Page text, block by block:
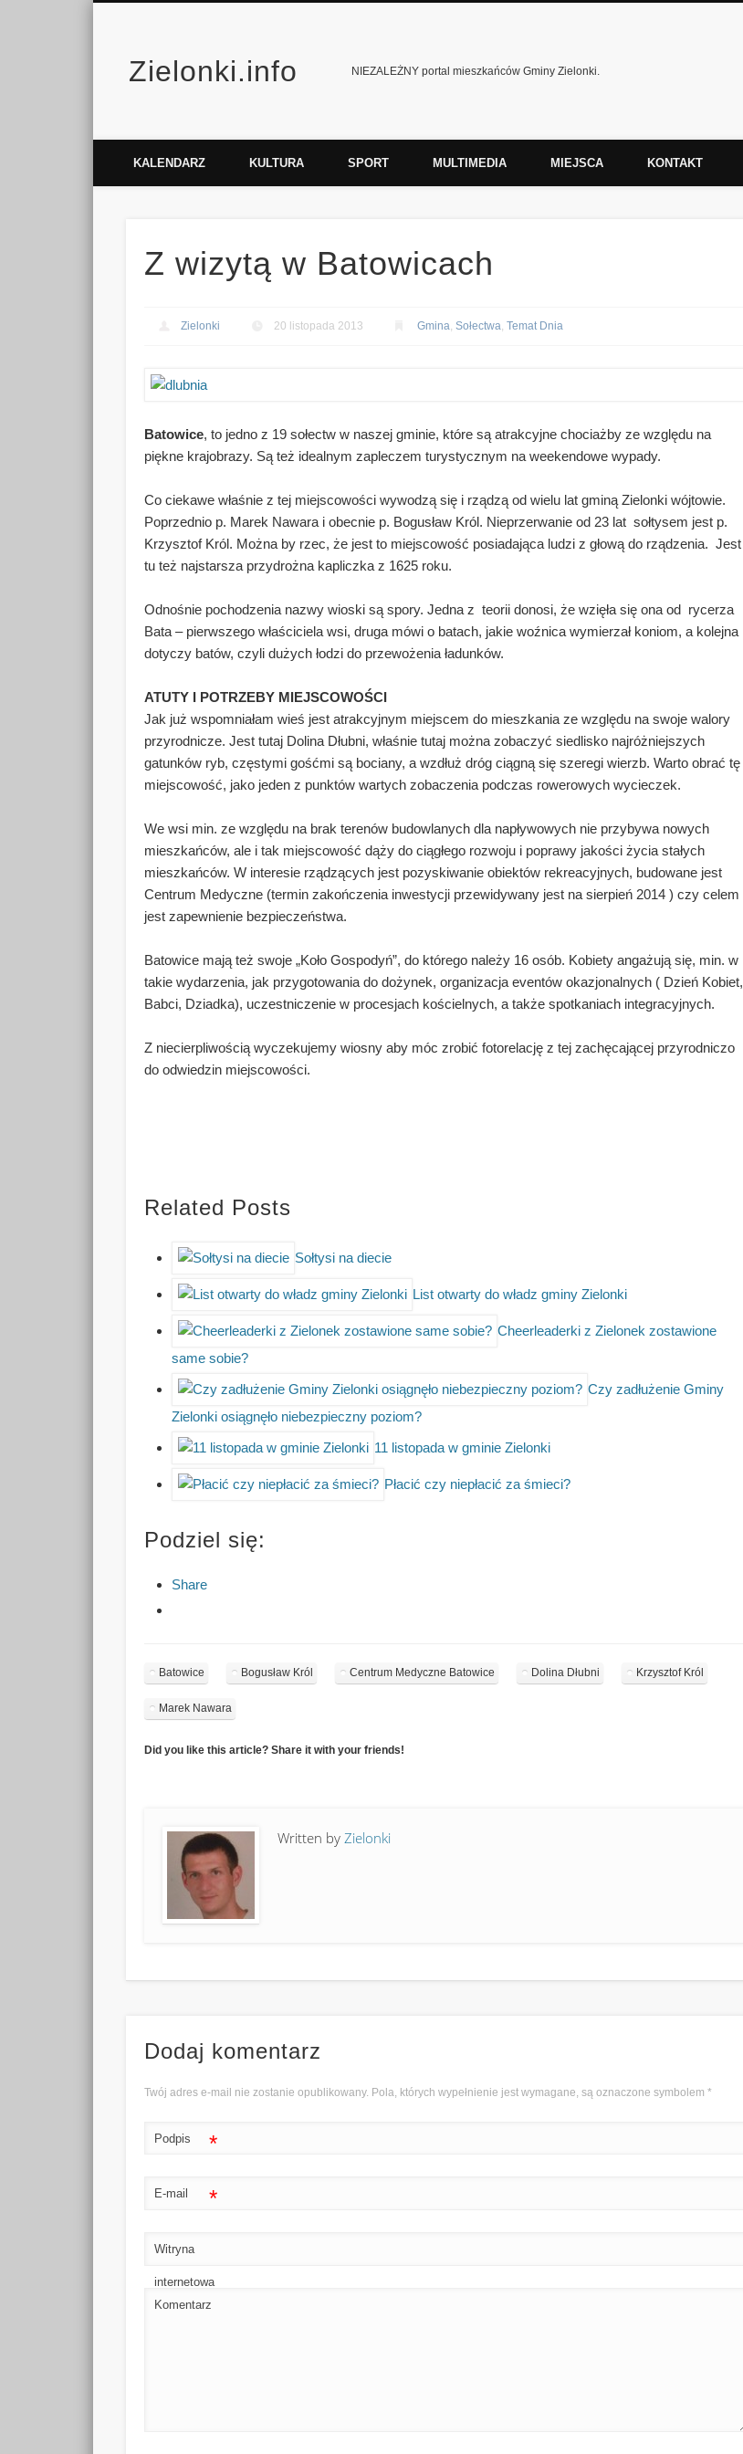
Zielonki.info NIEZALEŻNY portal mieszkańców Gminy Zielonki.
FacebookVimeo
KALENDARZ KULTURA SPORT MULTIMEDIA MIEJSCA KONTAKT
Z wizytą w Batowicach
Zielonki 20 listopada 2013 Gmina,Sołectwa,Temat Dnia
Batowice, to jedno z 19 sołectw w naszej gminie, które są atrakcyjne chociażby ze względu na
piękne krajobrazy. Są też idealnym zapleczem turystycznym na weekendowe wypady.
Co ciekawe właśnie z tej miejscowości wywodzą się i rządzą od wielu lat gminą Zielonki wójtowie.
Poprzednio p. Marek Nawara i obecnie p. Bogusław Król. Nieprzerwanie od 23 lat sołtysem jest p.
Krzysztof Król. Można by rzec, że jest to miejscowość posiadająca ludzi z głową do rządzenia. Jest
tu też najstarsza przydrożna kapliczka z 1625 roku.
Odnośnie pochodzenia nazwy wioski są spory. Jedna z teorii donosi, że wzięła się ona od rycerza
Bata – pierwszego właściciela wsi, druga mówi o batach, jakie woźnica wymierzał koniom, a kolejna
dotyczy batów, czyli dużych łodzi do przewożenia ładunków.
ATUTY I POTRZEBY MIEJSCOWOŚCI
Jak już wspomniałam wieś jest atrakcyjnym miejscem do mieszkania ze względu na swoje walory
przyrodnicze. Jest tutaj Dolina Dłubni, właśnie tutaj można zobaczyć siedlisko najróżniejszych
gatunków ryb, częstymi gośćmi są bociany, a wzdłuż dróg ciągną się szeregi wierzb. Warto obrać tę
miejscowość, jako jeden z punktów wartych zobaczenia podczas rowerowych wycieczek.
We wsi min. ze względu na brak terenów budowlanych dla napływowych nie przybywa nowych
mieszkańców, ale i tak miejscowość dąży do ciągłego rozwoju i poprawy jakości życia stałych
mieszkańców. W interesie rządzących jest pozyskiwanie obiektów rekreacyjnych, budowane jest
Centrum Medyczne (termin zakończenia inwestycji przewidywany jest na sierpień 2014 ) czy celem
jest zapewnienie bezpieczeństwa.
Batowice mają też swoje „Koło Gospodyń”, do którego należy 16 osób. Kobiety angażują się, min. w
takie wydarzenia, jak przygotowania do dożynek, organizacja eventów okazjonalnych ( Dzień Kobiet,
Babci, Dziadka), uczestniczenie w procesjach kościelnych, a także spotkaniach integracyjnych.
Z niecierpliwością wyczekujemy wiosny aby móc zrobić fotorelację z tej zachęcającej przyrodniczo
do odwiedzin miejscowości.
Related Posts
Sołtysi na diecie
List otwarty do władz gminy Zielonki
Cheerleaderki z Zielonek zostawione
same sobie?
Czy zadłużenie Gminy
Zielonki osiągnęło niebezpieczny poziom?
11 listopada w gminie Zielonki
Płacić czy niepłacić za śmieci?
Podziel się:
Share
Batowice Bogusław Król Centrum Medyczne Batowice Dolina Dłubni Krzysztof Król
Marek Nawara
Did you like this article? Share it with your friends!
Written byZielonki
Dodaj komentarz
Twój adres e-mail nie zostanie opublikowany. Pola, których wypełnienie jest wymagane, są oznaczone symbolem*
Podpis *
E-mail *
Witryna
internetowa
Komentarz